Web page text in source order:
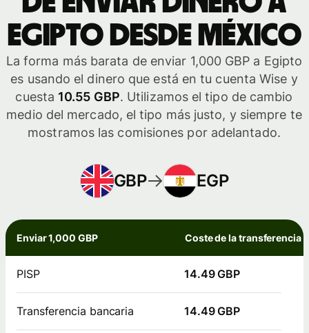
Egipto desde México
La forma más barata de enviar 1,000 GBP a Egipto
es usando el dinero que está en tu cuenta Wise y
cuesta 10.55 GBP. Utilizamos el tipo de cambio
medio del mercado, el tipo más justo, y siempre te
mostramos las comisiones por adelantado.
GBP EGP
Enviar 1,000 GBP Coste de la transferencia
PISP 14.49 GBP
Transferencia bancaria 14.49 GBP